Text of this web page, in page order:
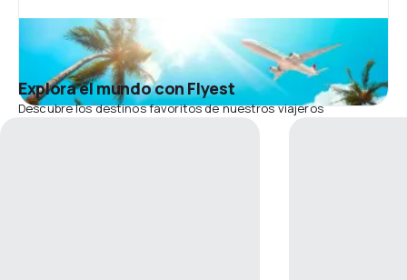
Explora el mundo con Flyest
Descubre los destinos favoritos de nuestros viajeros